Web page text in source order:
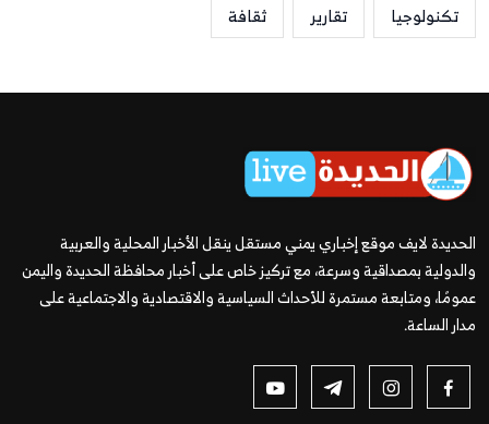
تكنولوجيا
تقارير ثقافة
الحديدة لايف موقع إخباري يمني مستقل ينقل الأخبار المحلية والعربية
والدولية بمصداقية وسرعة، مع تركيز خاص على أخبار محافظة الحديدة واليمن
عمومًا، ومتابعة مستمرة للأحداث السياسية والاقتصادية والاجتماعية على
مدار الساعة.